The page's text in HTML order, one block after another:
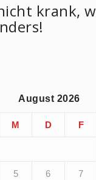
krank,
August 2026
M D F
5 6 7